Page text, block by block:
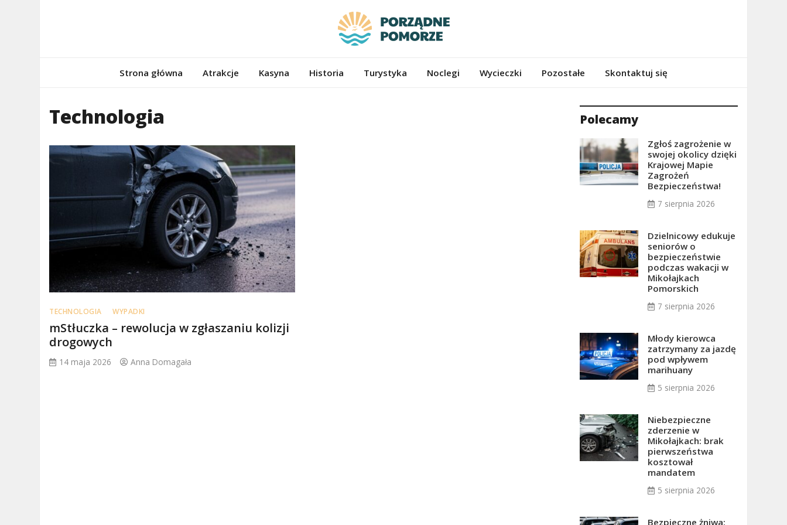
porzadnepomorze.pl
Strona główna Atrakcje Kasyna Historia Turystyka Noclegi Wycieczki Pozostałe Skontaktuj się
Technologia
TECHNOLOGIA WYPADKI
mStłuczka – rewolucja w zgłaszaniu kolizji
drogowych
14 maja 2026 Anna Domagała
Polecamy
Zgłoś zagrożenie w
swojej okolicy dzięki
Krajowej Mapie
Zagrożeń
Bezpieczeństwa!
7 sierpnia 2026
Dzielnicowy edukuje
seniorów o
bezpieczeństwie
podczas wakacji w
Mikołajkach
Pomorskich
7 sierpnia 2026
Młody kierowca
zatrzymany za jazdę
pod wpływem
marihuany
5 sierpnia 2026
Niebezpieczne
zderzenie w
Mikołajkach: brak
pierwszeństwa
kosztował
mandatem
5 sierpnia 2026
Bezpieczne żniwa: